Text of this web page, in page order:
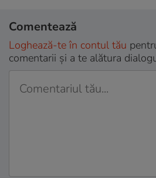
Comentează
Loghează-te în contul tău
comentarii și a te alătura